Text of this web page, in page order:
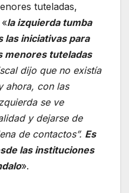
tuteladas,
la izquierda tumba
las iniciativas para
menores tuteladas
dijo que no existía
ahora, con las
se ve
y dejarse de
de contactos”. Es
las instituciones
».